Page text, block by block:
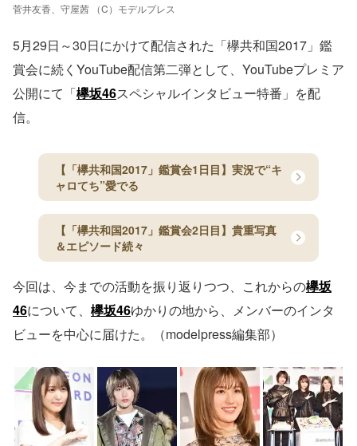
菅井友香、守屋茜 （C）モデルプレス
5月29日～30日にかけて配信された「欅共和国2017」鑑
賞会に続くYouTube配信第二弾として、YouTubeプレミア
公開にて「欅坂46スペシャルインタビュー特番」を配
信。
【「欅共和国2017」鑑賞会1日目】実況で“キ
ャロてち”愛でる
【「欅共和国2017」鑑賞会2日目】貴重写真
＆エピソード続々
今回は、今までの活動を振り返りつつ、これからの欅坂
46について、 欅坂46ゆかりの地から、メンバーのインタ
ビューを中心に届けた。（modelpress編集部）